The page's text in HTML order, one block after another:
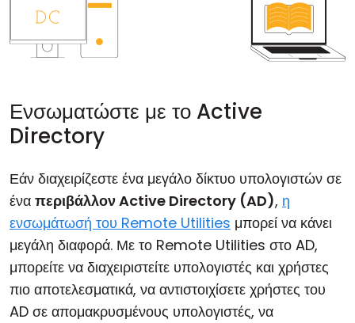
Ενσωματώστε με το Active
Directory
Εάν διαχειρίζεστε ένα μεγάλο δίκτυο υπολογιστών σε
ένα περιβάλλον Active Directory (AD), η
ενσωμάτωσή του Remote Utilities μπορεί να κάνει
μεγάλη διαφορά. Με το Remote Utilities στο AD,
μπορείτε να διαχειριστείτε υπολογιστές και χρήστες
πιο αποτελεσματικά, να αντιστοιχίσετε χρήστες του
AD σε απομακρυσμένους υπολογιστές, να